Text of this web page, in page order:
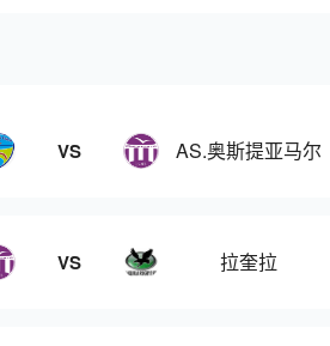
VS AS.奥斯提亚马尔
VS 拉奎拉